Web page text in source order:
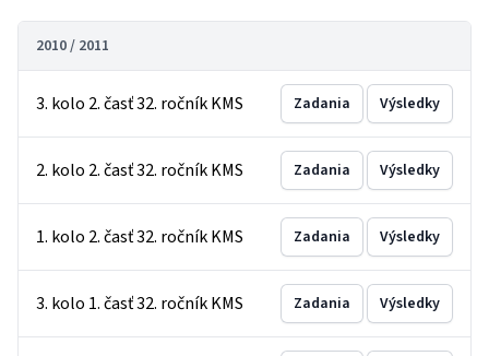
2010 / 2011
3. kolo 2. časť 32. ročník KMS Zadania Výsledky
2. kolo 2. časť 32. ročník KMS Zadania Výsledky
1. kolo 2. časť 32. ročník KMS Zadania Výsledky
3. kolo 1. časť 32. ročník KMS Zadania Výsledky